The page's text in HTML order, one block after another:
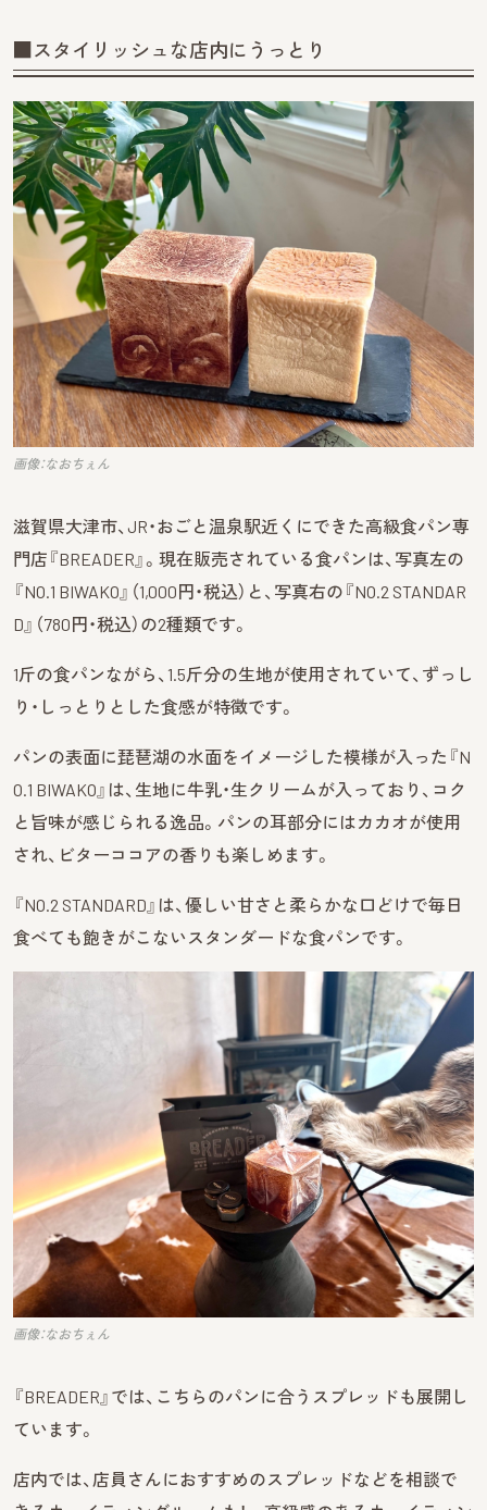
■スタイリッシュな店内にうっとり
画像：なおちぇん
滋賀県大津市、JR・おごと温泉駅近くにできた高級食パン専
門店『BREADER』。現在販売されている食パンは、写真左の
『NO.1 BIWAKO』（1,000円・税込）と、写真右の『NO.2 STANDAR
D』（780円・税込）の2種類です。
1斤の食パンながら、1.5斤分の生地が使用されていて、ずっし
り・しっとりとした食感が特徴です。
パンの表面に琵琶湖の水面をイメージした模様が入った『N
O.1 BIWAKO』は、生地に牛乳・生クリームが入っており、コク
と旨味が感じられる逸品。パンの耳部分にはカカオが使用
され、ビターココアの香りも楽しめます。
『NO.2 STANDARD』は、優しい甘さと柔らかな口どけで毎日
食べても飽きがこないスタンダードな食パンです。
画像：なおちぇん
『BREADER』では、こちらのパンに合うスプレッドも展開し
ています。
店内では、店員さんにおすすめのスプレッドなどを相談で